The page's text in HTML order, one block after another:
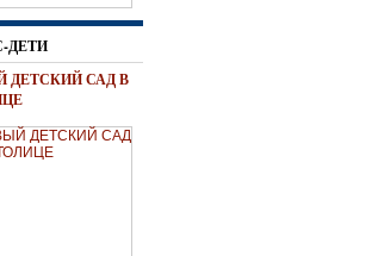
ДЕТИ
ДЕТСКИЙ САД В